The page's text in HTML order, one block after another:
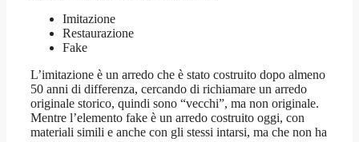
Imitazione
Restaurazione
Fake
L’imitazione è un arredo che è stato costruito dopo almeno
50 anni di differenza, cercando di richiamare un arredo
originale storico, quindi sono “vecchi”, ma non originale.
Mentre l’elemento fake è un arredo costruito oggi, con
materiali simili e anche con gli stessi intarsi, ma che non ha